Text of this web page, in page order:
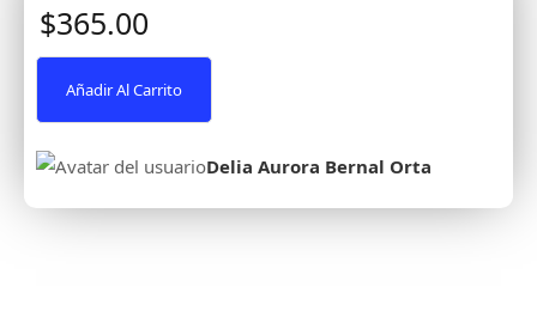
$365.00
Añadir Al Carrito
Delia Aurora Bernal Orta